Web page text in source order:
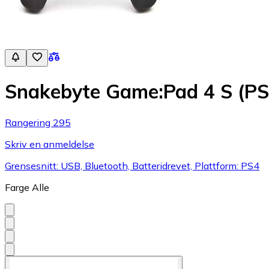
Snakebyte Game:Pad 4 S
Rangering 295
Skriv en anmeldelse
Grensesnitt: USB, Bluetooth, Batteridrevet, Plattform: PS4
Farge Alle